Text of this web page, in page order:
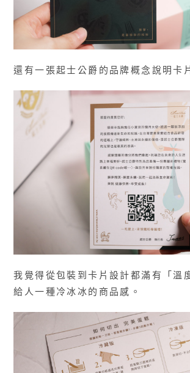
還有一張起士公爵的品牌概念說明卡
我覺得從包裝到卡片設計都滿有「溫
給人一種冷冰冰的商品感。